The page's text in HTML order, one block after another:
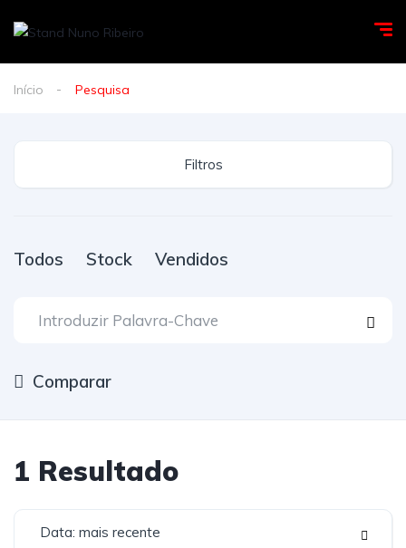
Início Pesquisa
Filtros
Todos Stock Vendidos
Comparar
1 Resultado
Data: mais recente